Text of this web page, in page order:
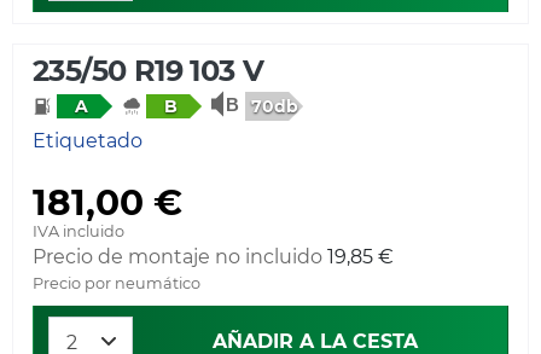
235/50 R19 103 V
A B 70db
Etiquetado
181,00 €
IVA incluido
Precio de montaje no incluido 19,85 €
Precio por neumático
AÑADIR A LA CESTA